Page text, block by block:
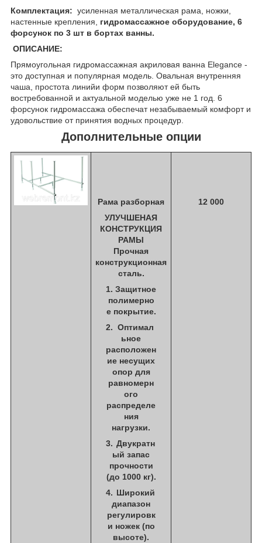
Комплектация: усиленная металлическая рама, ножки,
настенные крепления, гидромассажное оборудование, 6
форсунок по 3 шт в бортах ванны.
ОПИСАНИЕ:
Прямоугольная гидромассажная акриловая ванна Elegance -
это доступная и популярная модель. Овальная внутренняя
чаша, простота линийи форм позволяют ей быть
востребованной и актуальной моделью уже не 1 год. 6
форсунок гидромассажа обеспечат незабываемый комфорт и
удовольствие от принятия водных процедур.
Дополнительные опции
Рама разборная
УЛУЧШЕНАЯ
КОНСТРУКЦИЯ
РАМЫ
Прочная
конструкционная
сталь.
Защитное
полимерно
е покрытие.
Оптимал
ьное
расположен
ие несущих
опор для
равномерн
ого
распределе
ния
нагрузки.
Двукратн
ый запас
прочности
(до 1000 кг).
Широкий
диапазон
регулировк
и ножек (по
высоте).
12 000